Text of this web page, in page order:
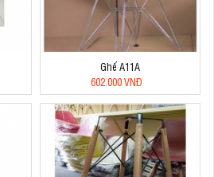
Ghế A11A
602.000 VNĐ